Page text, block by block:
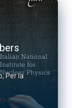
, Per la